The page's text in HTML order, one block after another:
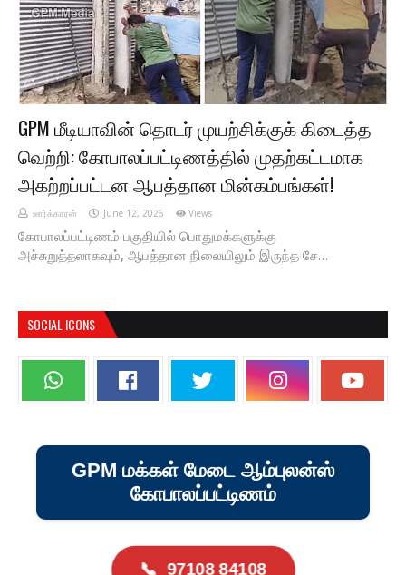
GPM மீடியாவின் தொடர் முயற்சிக்குக் கிடைத்த
வெற்றி: கோபாலப்பட்டிணத்தில் முதற்கட்டமாக
அகற்றப்பட்டன ஆபத்தான மின்கம்பங்கள்!
ஊர்க்காரன் June 12, 2026 Views
கோபாலப்பட்டிணம் பகுதியில் பொதுமக்களுக்கு
அச்சுறுத்தலாகவும், ஆபத்தான நிலையிலும் இருந்த சே…
SOCIAL ICONS
GPM மக்கள் மேடை ஆம்புலன்ஸ்
கோபாலப்பட்டிணம்
📞 97108 84108